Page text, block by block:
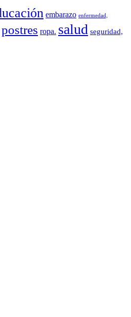
embarazo enfermedad,
postres ropa. salud seguridad,